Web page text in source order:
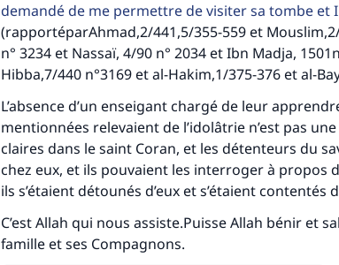
demandé de me permettre de visiter sa tombe et
(rapportéparAhmad,2/441,5/355-559 et
n° 3234 et Nassaï, 4/90 n° 2034 et Ibn Madja,
Hibba,7/440 n°3169 et al-Hakim,1/375-376 et al-
L’absence d’un enseigant chargé de leur
mentionnées relevaient de l’idolâtrie n’est pas
claires dans le saint Coran, et les détenteurs du
chez eux, et ils pouvaient les interroger à propos
ils s’étaient détounés d’eux et s’étaient contentés
C’est Allah qui nous assiste.Puisse Allah bénir et
famille et ses Compagnons.
Soutenez